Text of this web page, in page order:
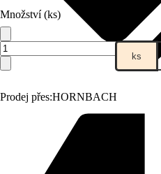
Prodej přes:HORNBACH
Množství (ks)
ks